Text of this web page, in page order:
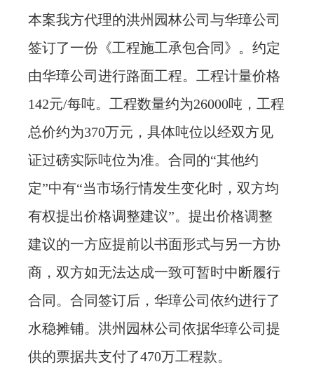
本案我方代理的洪州园林公司与华璋公司
签订了一份《工程施工承包合同》。约定
由华璋公司进行路面工程。工程计量价格
142元/每吨。工程数量约为26000吨，工程
总价约为370万元，具体吨位以经双方见
证过磅实际吨位为准。合同的“其他约
定”中有“当市场行情发生变化时，双方均
有权提出价格调整建议”。提出价格调整
建议的一方应提前以书面形式与另一方协
商，双方如无法达成一致可暂时中断履行
合同。合同签订后，华璋公司依约进行了
水稳摊铺。洪州园林公司依据华璋公司提
供的票据共支付了470万工程款。